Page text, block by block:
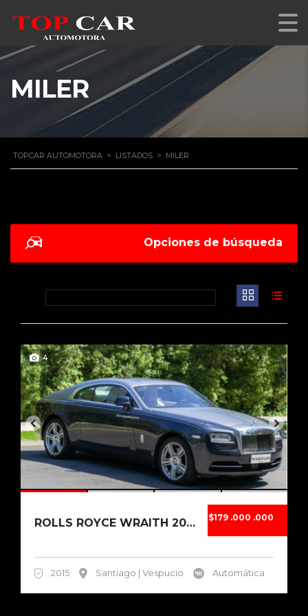
MILER
TOPCAR AUTOMOTORA > LISTADOS > MILER
Opciones de búsqueda
4
$179 .000 .000
ROLLS ROYCE WRAITH 2015
2015 Santiago | Vespucio Automática